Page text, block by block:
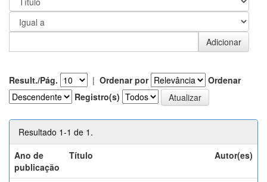
Result./Pág. | Ordenar por
Ordenar
Registro(s)
Resultado 1-1 de 1.
Ano de
publicação
Título Autor(es)